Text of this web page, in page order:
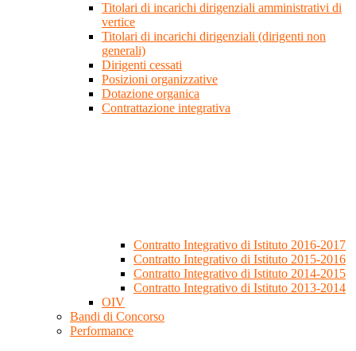
Titolari di incarichi dirigenziali amministrativi di
vertice
Titolari di incarichi dirigenziali (dirigenti non
generali)
Dirigenti cessati
Posizioni organizzative
Dotazione organica
Contrattazione integrativa
Contratto Integrativo di Istituto 2016-2017
Contratto Integrativo di Istituto 2015-2016
Contratto Integrativo di Istituto 2014-2015
Contratto Integrativo di Istituto 2013-2014
OIV
Bandi di Concorso
Performance